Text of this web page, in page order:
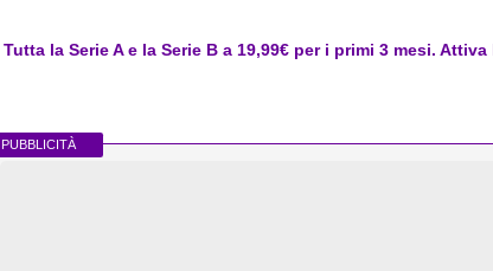
Tutta la Serie A e la Serie B a 19,99€ per i primi 3 mesi.
PUBBLICITÀ